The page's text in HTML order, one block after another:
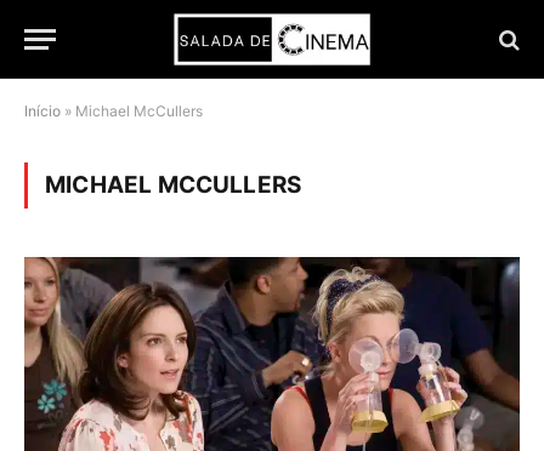
Início » Michael McCullers
MICHAEL MCCULLERS